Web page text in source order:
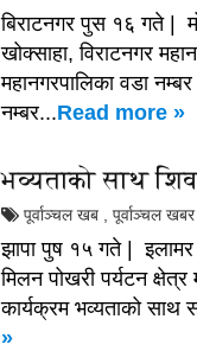
बिराटनगर पुस १६ गते |
खोक्साहा, विराटनगर
महानगरपालिका वडा
नम्बर...Read more »
भव्यताको साथ
पूर्वाञ्चल खब पूर्वाञ्चल खबर
झापा पुष १५ गते |
मिलन पोखरी पर्यटन
कार्यक्रम भव्यताको
»